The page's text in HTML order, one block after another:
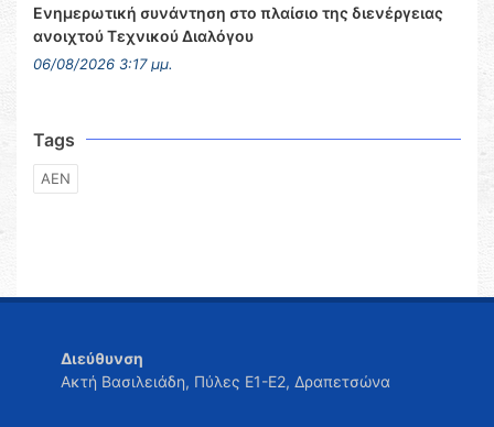
Ενημερωτική συνάντηση στο πλαίσιο της διενέργειας
ανοιχτού Τεχνικού Διαλόγου
06/08/2026 3:17 μμ.
Tags
ΑΕΝ
Διεύθυνση
Ακτή Βασιλειάδη, Πύλες Ε1-Ε2, Δραπετσώνα